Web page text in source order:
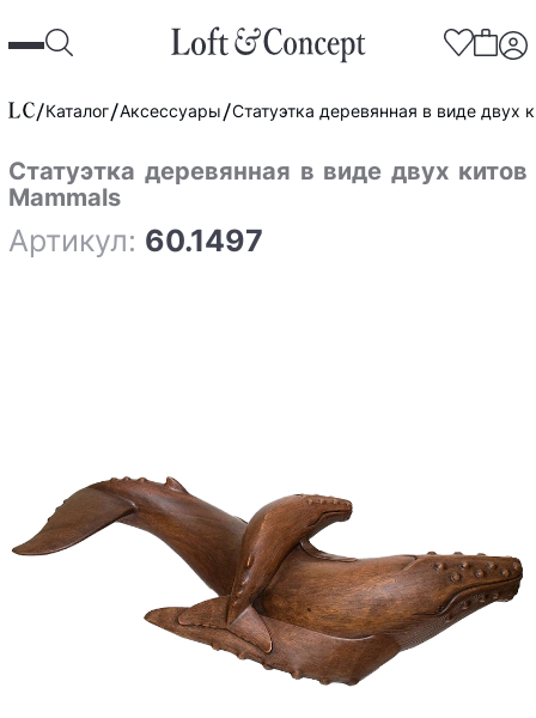
Каталог Аксессуары Статуэтка деревянная в виде двух
Статуэтка деревянная в виде двух китов
Mammals
Артикул: 60.1497